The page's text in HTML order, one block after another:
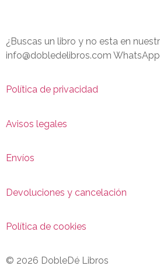
¿Buscas un libro y no esta en
info@dobledelibros.com
Política de privacidad
Avisos legales
Envíos
Devoluciones y cancelación
Política de cookies
© 2026 DobleDé Libros